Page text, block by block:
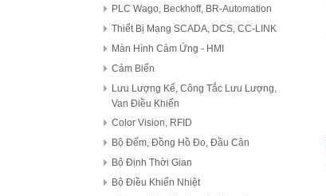
PLC Wago, Beckhoff, BR-Automation
Thiết Bị Mạng SCADA, DCS, CC-LINK
Màn Hình Cảm Ứng - HMI
Cảm Biến
Lưu Lượng Kế, Công Tắc Lưu Lượng,
Van Điều Khiển
Color Vision, RFID
Bộ Đếm, Đồng Hồ Đo, Đầu Cân
Bộ Định Thời Gian
Bộ Điều Khiển Nhiệt